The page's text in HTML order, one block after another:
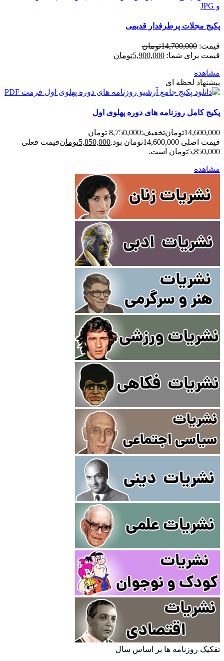
پکیج مجلات پرطرفدار قدیمی
قیمت: 14,700,000تومان
قیمت برای شما: 5,900,000تومان
مشاهده
پیشنهاد لحظه ای
پکیج کامل روزنامه های دوره پهلوی اول
14,600,000تومانتخفیف:8,750,000 تومان
قیمت اصلی 14,600,000تومان بود.
5,850,000تومانقیمت فعلی
5,850,000تومان است.
مشاهده
تفکیک روزنامه ها بر اساس سال